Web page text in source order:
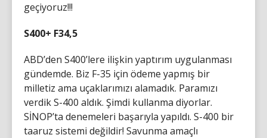
geçiyoruz!!!
S400+ F34,5
ABD’den S400’lere ilişkin yaptırım uygulanması
gündemde. Biz F-35 için ödeme yapmış bir
milletiz ama uçaklarımızı alamadık. Paramızı
verdik S-400 aldık. Şimdi kullanma diyorlar.
SİNOP’ta denemeleri başarıyla yapıldı. S-400 bir
taaruz sistemi değildir! Savunma amaçlı